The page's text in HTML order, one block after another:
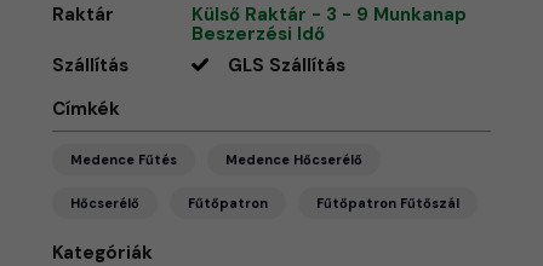
Raktár
Külső Raktár - 3 - 9 Munkanap
Beszerzési Idő
Szállítás
GLS Szállítás
Címkék
Medence Fűtés Medence Hőcserélő
Hőcserélő Fűtőpatron Fűtőpatron Fűtőszál
Kategóriák